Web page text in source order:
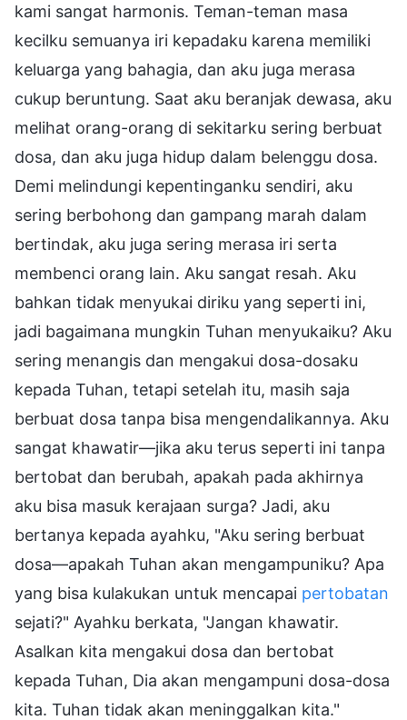
kami sangat harmonis. Teman-teman masa
kecilku semuanya iri kepadaku karena memiliki
keluarga yang bahagia, dan aku juga merasa
cukup beruntung. Saat aku beranjak dewasa, aku
melihat orang-orang di sekitarku sering berbuat
dosa, dan aku juga hidup dalam belenggu dosa.
Demi melindungi kepentinganku sendiri, aku
sering berbohong dan gampang marah dalam
bertindak, aku juga sering merasa iri serta
membenci orang lain. Aku sangat resah. Aku
bahkan tidak menyukai diriku yang seperti ini,
jadi bagaimana mungkin Tuhan menyukaiku? Aku
sering menangis dan mengakui dosa-dosaku
kepada Tuhan, tetapi setelah itu, masih saja
berbuat dosa tanpa bisa mengendalikannya. Aku
sangat khawatir—jika aku terus seperti ini tanpa
bertobat dan berubah, apakah pada akhirnya
aku bisa masuk kerajaan surga? Jadi, aku
bertanya kepada ayahku, "Aku sering berbuat
dosa—apakah Tuhan akan mengampuniku? Apa
yang bisa kulakukan untuk mencapai pertobatan
sejati?" Ayahku berkata, "Jangan khawatir.
Asalkan kita mengakui dosa dan bertobat
kepada Tuhan, Dia akan mengampuni dosa-dosa
kita. Tuhan tidak akan meninggalkan kita."